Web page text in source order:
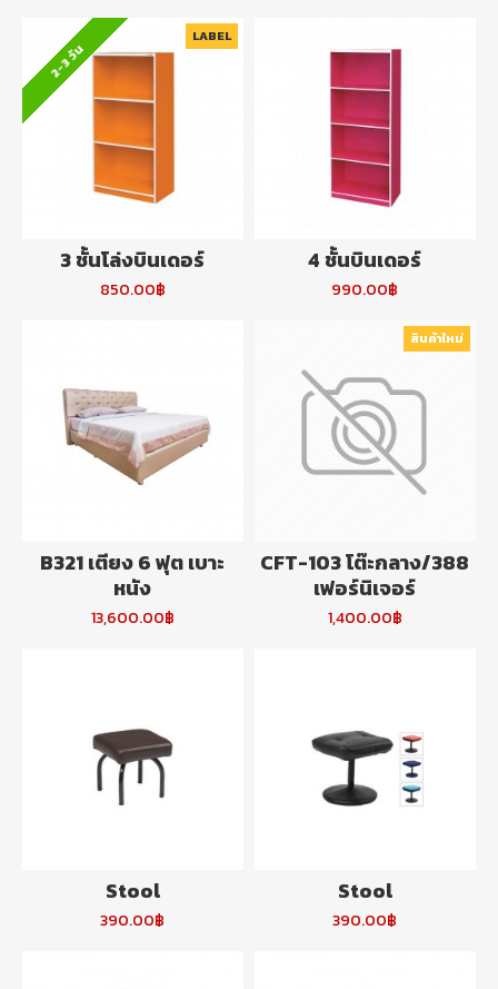
LABEL
2-3 วัน
3 ชั้นโล่งบินเดอร์
850.00฿
4 ชั้นบินเดอร์
990.00฿
B321 เตียง 6 ฟุต เบาะ
หนัง
13,600.00฿
สินค้าใหม่
CFT-103 โต๊ะกลาง/388
เฟอร์นิเจอร์
1,400.00฿
Stool
390.00฿
Stool
390.00฿